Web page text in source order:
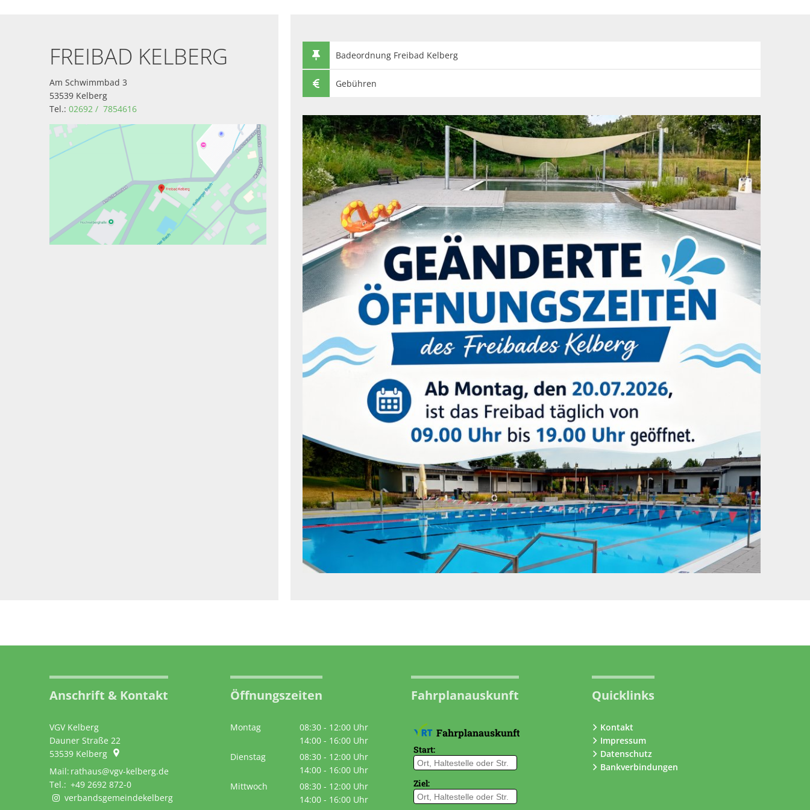
FREIBAD KELBERG
Am Schwimmbad 3
53539 Kelberg
Tel.: 02692 / 7854616
Badeordnung Freibad Kelberg
Gebühren
Anschrift & Kontakt
VGV Kelberg
Dauner Straße 22
53539 Kelberg
rathaus@vgv-kelberg.de
+49 2692 872-0
verbandsgemeindekelberg
Öffnungszeiten
Montag 08:30 - 12:00 Uhr
Von 08:30 bis 12:00 Uhr
14:00 - 16:00 Uhr
Von 14:00 bis 16:00 Uhr
Dienstag 08:30 - 12:00 Uhr
Von 08:30 bis 12:00 Uhr
14:00 - 16:00 Uhr
Von 14:00 bis 16:00 Uhr
Mittwoch 08:30 - 12:00 Uhr
Von 08:30 bis 12:00 Uhr
14:00 - 16:00 Uhr
Fahrplanauskunft Quicklinks
Kontakt
Impressum
Datenschutz
Bankverbindungen